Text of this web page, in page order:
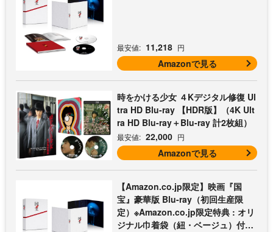
最安値: 11,218 円
Amazonで見る
時をかける少女 ４Kデジタル修復 Ul
tra HD Blu-ray 【HDR版】（4K Ult
ra HD Blu-ray＋Blu-ray 計2枚組）
最安値: 22,000 円
Amazonで見る
【Amazon.co.jp限定】映画『国
宝』豪華版 Blu-ray（初回生産限
定）※Amazon.co.jp限定特典 : オリ
ジナル巾着袋（紐・ベージュ）付き